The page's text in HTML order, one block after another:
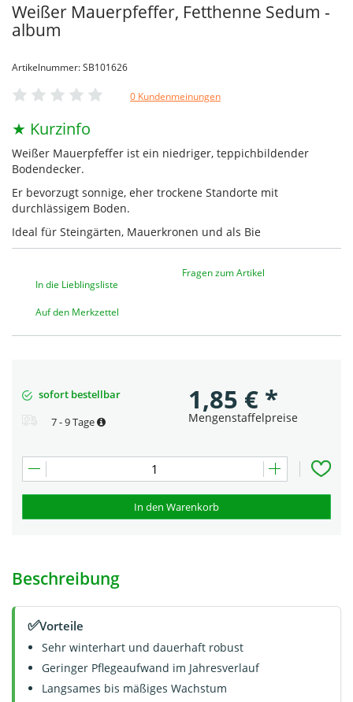
Weißer Mauerpfeffer, Fetthenne Sedum -
album
Artikelnummer: SB101626
0 Kundenmeinungen
★ Kurzinfo
Weißer Mauerpfeffer ist ein niedriger, teppichbildender
Bodendecker.
Er bevorzugt sonnige, eher trockene Standorte mit
durchlässigem Boden.
Ideal für Steingärten, Mauerkronen und als Bie
In die Lieblingsliste
Auf den Merkzettel
Fragen zum Artikel
sofort bestellbar
7 - 9 Tage
1,85 € *
Mengenstaffelpreise
In den Warenkorb
Beschreibung
✅Vorteile
Sehr winterhart und dauerhaft robust
Geringer Pflegeaufwand im Jahresverlauf
Langsames bis mäßiges Wachstum